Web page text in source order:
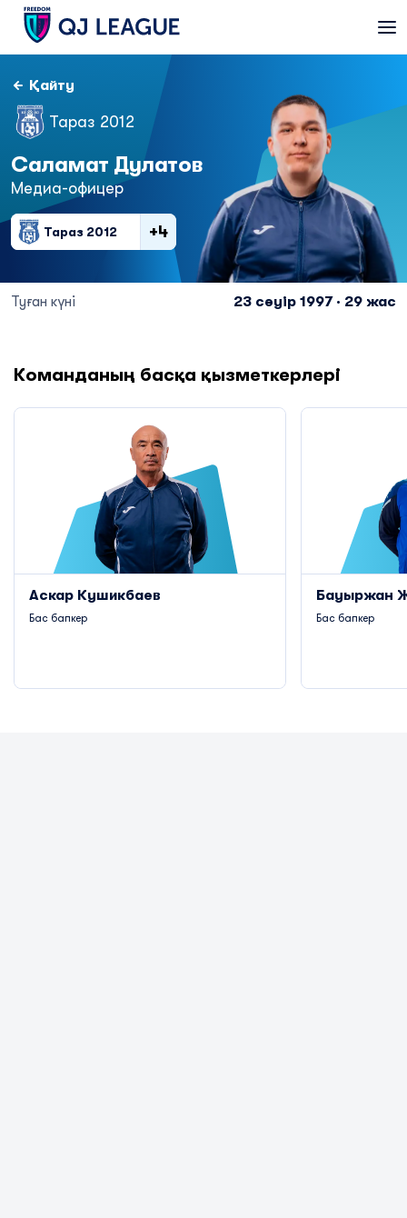
Қайту
Тараз 2012
Саламат Дулатов
Медиа-офицер
Тараз 2012 +4
Туған күні 23 сәуір 1997 · 29 жас
Команданың басқа қызметкерлері
Аскар Кушикбаев
Бас бапкер
Бауыржан
Бас бапкер